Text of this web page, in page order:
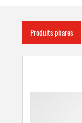
Produits phares